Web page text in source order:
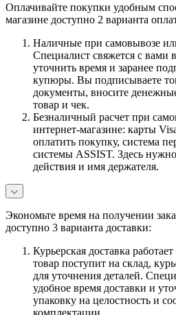
Оплачивайте покупки удобным
магазине доступно 2 варианта
Наличные при самовывозе
Специалист свяжется с вами
уточнить время и заранее
купюры. Вы подписываете
документы, вносите
товар и чек.
Безналичный расчет при
интернет-магазине: карты
оплатить покупку, система
системы ASSIST. Здесь
действия и имя держателя.
Экономьте время на получении
доступно 3 варианта доставки:
Курьерская доставка
товар поступит на склад,
для уточнения деталей.
удобное время доставки и
упаковку на целостность и
комплектации.